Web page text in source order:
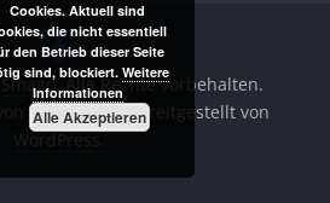
Smago. Alle Rechte vorbehalten.
von ThemeGrill. Bereitgestellt von
WordPress.
Cookies. Aktuell sind
die nicht essentiell
den Betrieb dieser Seite
sind, blockiert. Weitere
Informationen
Alle Akzeptieren